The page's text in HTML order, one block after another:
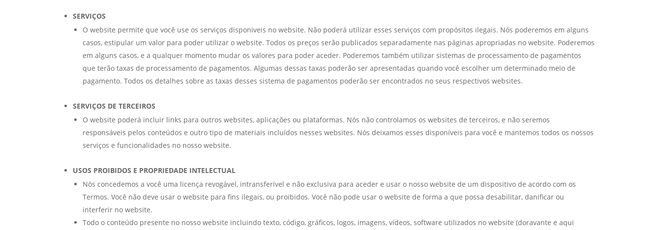
SERVIÇOS
O website permite que você use os serviços disponiveis no website. Não poderá utilizar esses serviços com propósitos ilegais. Nós poderemos em alguns
casos, estipular um valor para poder utilizar o website. Todos os preços serão publicados separadamente nas páginas apropriadas no website. Poderemos
em alguns casos, e a qualquer momento mudar os valores para poder aceder. Poderemos também utilizar sistemas de processamento de pagamentos
que terão taxas de processamento de pagamentos. Algumas dessas taxas poderão ser apresentadas quando você escolher um determinado meio de
pagamento. Todos os detalhes sobre as taxas desses sistema de pagamentos poderão ser encontrados no seus respectivos websites.
SERVIÇOS DE TERCEIROS
O website poderá incluir links para outros websites, aplicações ou plataformas. Nós não controlamos os websites de terceiros, e não seremos
responsáveis pelos conteúdos e outro tipo de materiais incluídos nesses websites. Nós deixamos esses disponíveis para você e mantemos todos os nossos
serviços e funcionalidades no nosso website.
USOS PROIBIDOS E PROPRIEDADE INTELECTUAL
Nós concedemos a você uma licença revogável, intransferível e não exclusiva para aceder e usar o nosso website de um dispositivo de acordo com os
Termos. Você não deve usar o website para fins ilegais, ou proibidos. Você não pode usar o website de forma a que possa desabilitar, danificar ou
interferir no website.
Todo o conteúdo presente no nosso website incluindo texto, código, gráficos, logos, imagens, vídeos, software utilizados no website (doravante e aqui